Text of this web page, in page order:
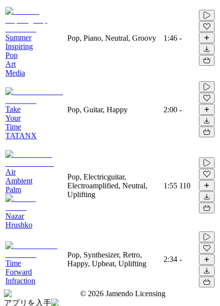
Summer
Inspiring
Pop
Art
Media
Pop, Piano, Neutral, Groovy 1:46 -
Take
Your
Time
TATANX
Pop, Guitar, Happy 2:00 -
Air
Ambient
Palm
Nazar
Hrushko
Pop, Electricguitar,
Electroamplified, Neutral,
Uplifting
1:55 110
Time
Forward
Infraction
Pop, Synthesizer, Retro,
Happy, Upbeat, Uplifting
2:34 -
© 2026 Jamendo Licensing
アプリを入手